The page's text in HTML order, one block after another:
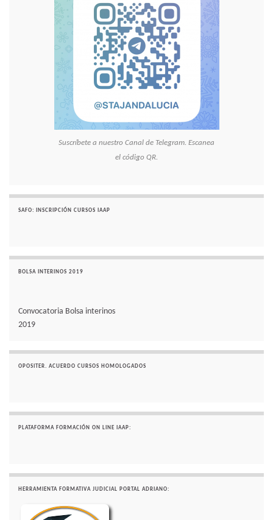
Suscríbete a nuestro Canal de Telegram. Escanea
el código QR.
SAFO: INSCRIPCIÓN CURSOS IAAP
BOLSA INTERINOS 2019
Convocatoria Bolsa interinos
2019
OPOSITER. ACUERDO CURSOS HOMOLOGADOS
PLATAFORMA FORMACIÓN ON LINE IAAP:
HERRAMIENTA FORMATIVA JUDICIAL PORTAL ADRIANO: